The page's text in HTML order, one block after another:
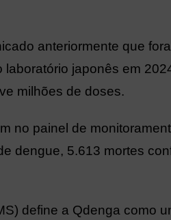
anteriormente que
japonês em
milhões de doses.
no painel de
dengue, 5.613 mortes
define a Qdenga como